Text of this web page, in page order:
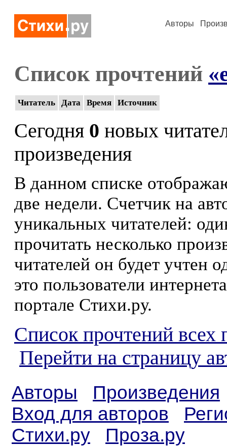
Авторы
Список прочтений
Читатель Дата Время Источник
Сегодня 0 новых
произведения
В данном списке
две недели. Счетчик на
уникальных читателей:
прочитать несколько
читателей он будет учтен
это пользователи
портале Стихи.ру.
Список прочтений всех
Перейти на страницу
Авторы
Произведения
Вход для авторов
Стихи.ру
Проза.ру